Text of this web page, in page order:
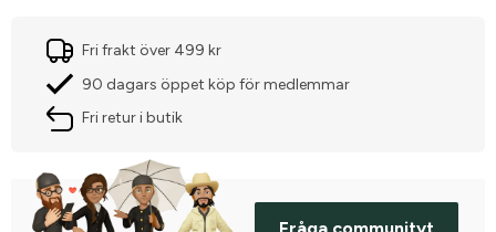
Fri frakt över 499 kr
90 dagars öppet köp för medlemmar
Fri retur i butik